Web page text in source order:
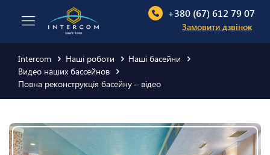
+380 (67) 612 79 07
Замовити дзвінок
Intercom Наші роботи
Наші басейни
Видео наших бассейнов
Повна реконструкція басейну – відео